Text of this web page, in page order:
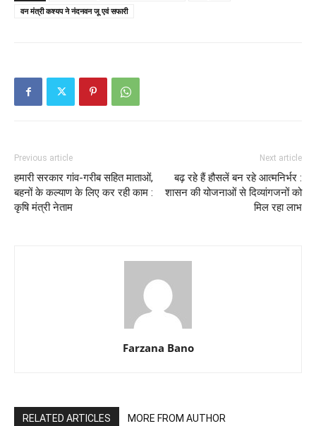
वन मंत्री कश्यप ने नंदनवन जू एवं सफारी
Previous article
हमारी सरकार गांव-गरीब सहित माताओं,
बहनों के कल्याण के लिए कर रही काम :
कृषि मंत्री नेताम
Next article
बढ़ रहे हैं हौसलें बन रहे आत्मनिर्भर :
शासन की योजनाओं से दिव्यांगजनों को
मिल रहा लाभ
Farzana Bano
RELATED ARTICLES MORE FROM AUTHOR